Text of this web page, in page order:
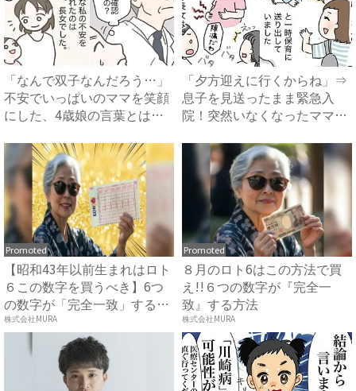
「なんで双子なんだろう…」
不安でいっぱいのママを笑顔
にした、4歳娘の言葉とは？
「夕方迎えに行くからね」⇒
息子を見送ったまま緊急入
院！突然いなくなったママ
Promoted
【昭和43年以前生まれはロト
６この数字を買うべき】6つ
の数字が「完全一致」する
方...
株式会社MURA
Promoted
８月のロト6はこの方法で買
え!!６つの数字が『完全一
致』する方法
株式会社MURA